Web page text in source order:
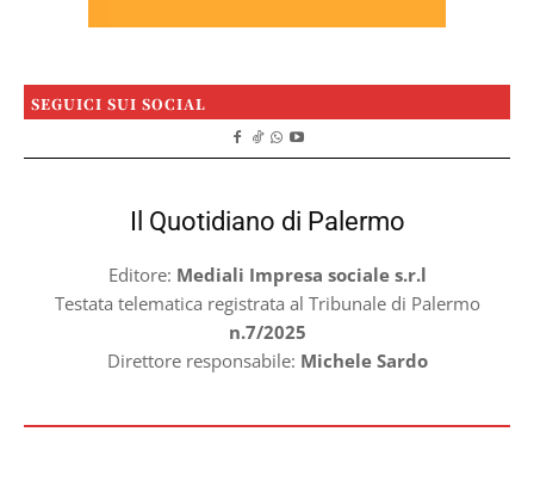
SEGUICI SUI SOCIAL
Il Quotidiano di Palermo
Editore: Mediali Impresa sociale s.r.l
Testata telematica registrata al Tribunale di Palermo
n.7/2025
Direttore responsabile: Michele Sardo